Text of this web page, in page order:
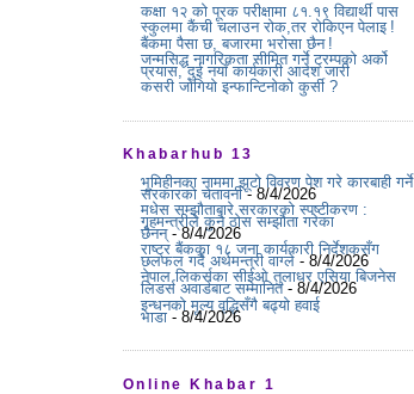
कक्षा १२ को पूरक परीक्षामा ८१.१९ विद्यार्थी पास
स्कुलमा कैंची चलाउन रोक,तर रोकिएन पेलाइ !
बैंकमा पैसा छ, बजारमा भरोसा छैन !
जन्मसिद्ध नागरिकता सीमित गर्ने ट्रम्पको अर्को
प्रयास, दुई नयाँ कार्यकारी आदेश जारी
कसरी जोगियो इन्फान्टिनोको कुर्सी ?
Khabarhub 13
भूमिहीनका नाममा झूटो विवरण पेश गरे कारबाही गर्ने
सरकारको चेतावनी- 8/4/2026
मधेस सम्झौताबारे सरकारको स्पष्टीकरण :
गृहमन्त्रीले कुनै ठोस सम्झौता गरेका
छैनन्- 8/4/2026
राष्ट्र बैंकका १८ जना कार्यकारी निर्देशकसँग
छलफल गर्दै अर्थमन्त्री वाग्ले - 8/4/2026
नेपाल लिकर्सका सीईओ तुलाधर एसिया बिजनेस
लिडर्स अवार्डबाट सम्मानित- 8/4/2026
इन्धनको मूल्य वृद्धिसँगै बढ्यो हवाई
भाडा- 8/4/2026
Online Khabar 1